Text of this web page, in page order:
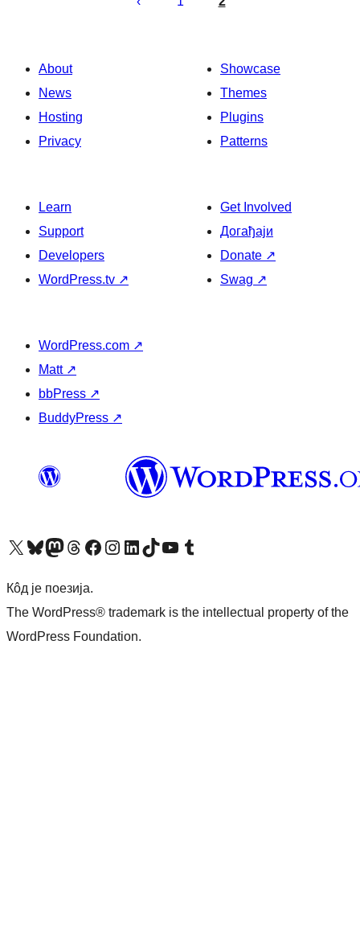
About
News
Hosting
Privacy
Showcase
Themes
Plugins
Patterns
Learn
Support
Developers
WordPress.tv ↗
Get Involved
Догађаји
Donate ↗
Swag ↗
WordPress.com ↗
Matt ↗
bbPress ↗
BuddyPress ↗
Visit our X (formerly Twitter) account
Посетите наш Bluesky налог
Visit our Mastodon account
Посетите наш налог на Threads-у Visit our Facebook pageПосетите наш Инстаграм налог
Visit our LinkedIn account
Посетите наш TikTok налог
Visit our YouTube channel
Посетите наш Tumblr налог
Кôд је поезија.
The WordPress® trademark is the intellectual property of the
WordPress Foundation.